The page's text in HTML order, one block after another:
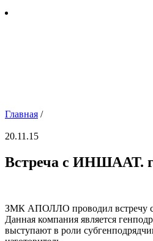
Главная /
20.11.15
Встреча с ИНШААТ.
ЗМК АПОЛЛО проводил встречу
Данная компания является
выступают в роли